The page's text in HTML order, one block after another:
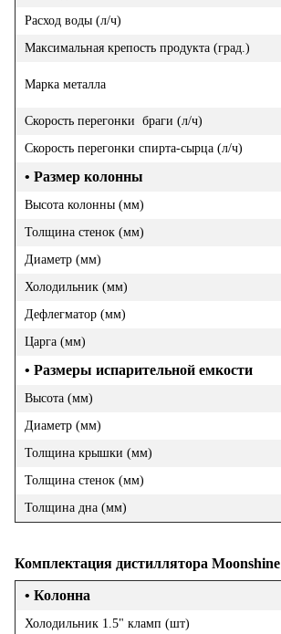
Расход воды (л/ч)
Максимальная крепость продукта (град.)
Марка металла
Скорость перегонки браги (л/ч)
Скорость перегонки спирта-сырца (л/ч)
• Размер колонны
Высота колонны (мм)
Толщина стенок (мм)
Диаметр (мм)
Холодильник (мм)
Дефлегматор (мм)
Царга (мм)
• Размеры испарительной емкости
Высота (мм)
Диаметр (мм)
Толщина крышки (мм)
Толщина стенок (мм)
Толщина дна (мм)
Комплектация дистиллятора Moonshine
• Колонна
Холодильник 1.5" кламп (шт)